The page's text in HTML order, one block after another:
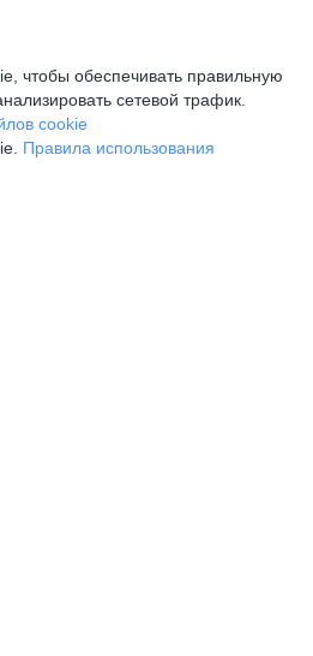
чтобы обеспечивать правильную
сетевой трафик.
cookie
Правила использования